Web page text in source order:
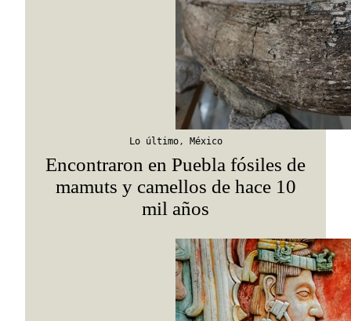
Lo último, México
Encontraron en Puebla fósiles de
mamuts y camellos de hace 10
mil años